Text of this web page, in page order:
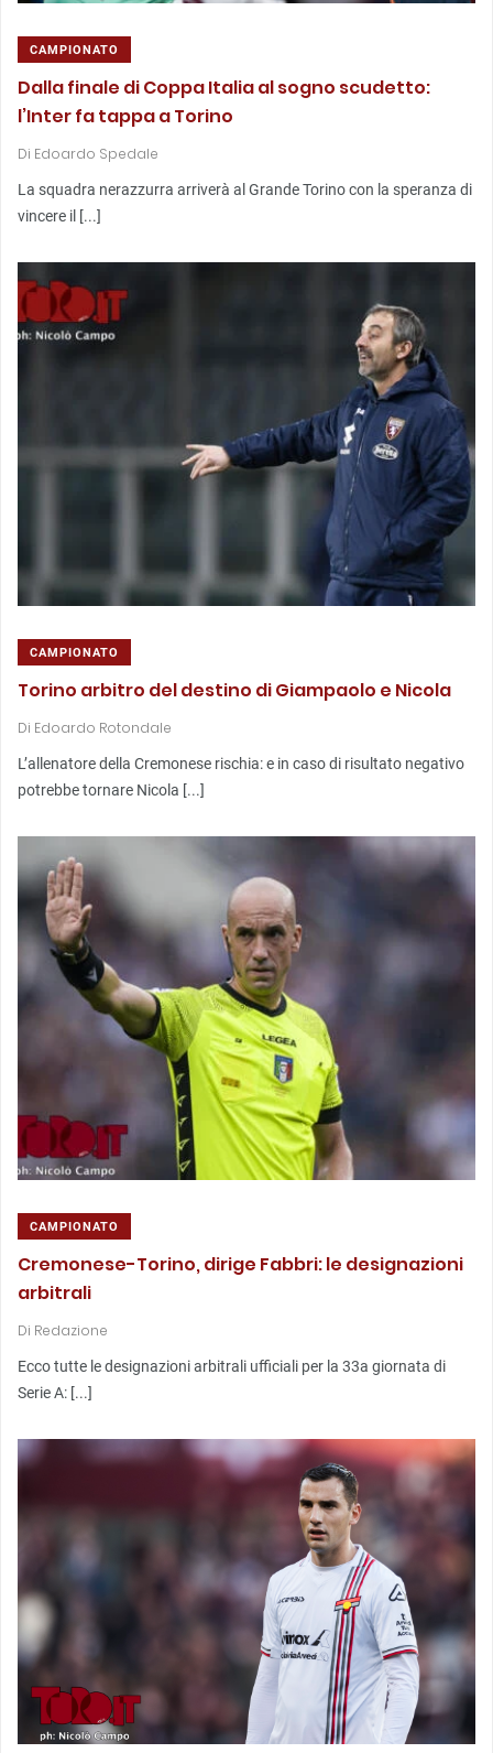
CAMPIONATO
Dalla finale di Coppa Italia al sogno scudetto:
l’Inter fa tappa a Torino
Di Edoardo Spedale
La squadra nerazzurra arriverà al Grande Torino con la speranza di
vincere il [...]
CAMPIONATO
Torino arbitro del destino di Giampaolo e Nicola
Di Edoardo Rotondale
L’allenatore della Cremonese rischia: e in caso di risultato negativo
potrebbe tornare Nicola [...]
CAMPIONATO
Cremonese-Torino, dirige Fabbri: le designazioni
arbitrali
Di Redazione
Ecco tutte le designazioni arbitrali ufficiali per la 33a giornata di
Serie A: [...]